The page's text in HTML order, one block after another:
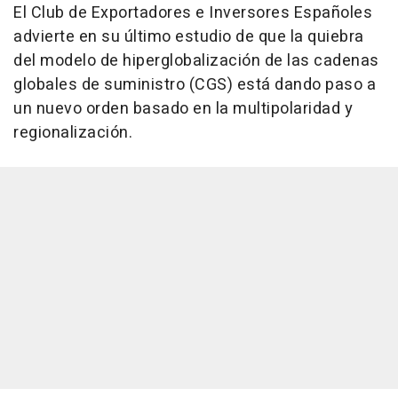
El Club de Exportadores e Inversores Españoles
advierte en su último estudio de que la quiebra
del modelo de hiperglobalización de las cadenas
globales de suministro (CGS) está dando paso a
un nuevo orden basado en la multipolaridad y
regionalización.